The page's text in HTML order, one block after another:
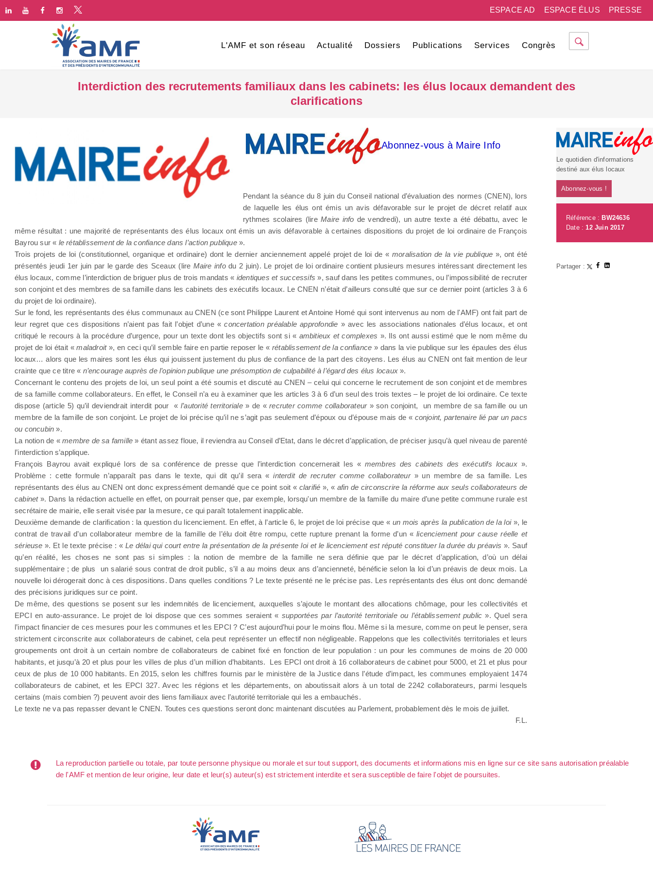
PRESSE
ESPACE ÉLUS
ESPACE AD
L'AMF et son réseau Actualité Dossiers Publications Services Congrès
Interdiction des recrutements familiaux dans les cabinets: les élus locaux demandent des
clarifications
Abonnez-vous à Maire Info
Pendant la séance du 8 juin du Conseil national d’évaluation des normes (CNEN), lors
de laquelle les élus ont émis un avis défavorable sur le projet de décret relatif aux
rythmes scolaires (lireMaire info de vendredi), un autre texte a été débattu, avec le
même résultat : une majorité de représentants des élus locaux ont émis un avis défavorable à certaines dispositions du projet de loi ordinaire de François
Bayrou sur « le rétablissement de la confiance dans l’action publique».
Trois projets de loi (constitutionnel, organique et ordinaire) dont le dernier anciennement appelé projet de loi de « moralisation de la vie publique », ont été
présentés jeudi 1er juin par le garde des Sceaux (lire Maire infodu 2 juin). Le projet de loi ordinaire contient plusieurs mesures intéressant directement les
élus locaux, comme l’interdiction de briguer plus de trois mandats « identiques et successifs », sauf dans les petites communes, ou l’impossibilité de recruter
son conjoint et des membres de sa famille dans les cabinets des exécutifs locaux. Le CNEN n’était d’ailleurs consulté que sur ce dernier point (articles 3 à 6
du projet de loi ordinaire).
Sur le fond, les représentants des élus communaux au CNEN (ce sont Philippe Laurent et Antoine Homé qui sont intervenus au nom de l'AMF) ont fait part de
leur regret que ces dispositions n’aient pas fait l’objet d’une « concertation préalable approfondie » avec les associations nationales d’élus locaux, et ont
critiqué le recours à la procédure d’urgence, pour un texte dont les objectifs sont si « ambitieux et complexes ». Ils ont aussi estimé que le nom même du
projet de loi était «maladroit », en ceci qu’il semble faire en partie reposer le « rétablissement de la confiance » dans la vie publique sur les épaules des élus
locaux… alors que les maires sont les élus qui jouissent justement du plus de confiance de la part des citoyens. Les élus au CNEN ont fait mention de leur
crainte que ce titre « n’encourage auprès de l’opinion publique une présomption de culpabilité à l’égard des élus locaux ».
Concernant le contenu des projets de loi, un seul point a été soumis et discuté au CNEN – celui qui concerne le recrutement de son conjoint et de membres
de sa famille comme collaborateurs. En effet, le Conseil n’a eu à examiner que les articles 3 à 6 d’un seul des trois textes – le projet de loi ordinaire. Ce texte
dispose (article 5) qu’il deviendrait interdit pour « l’autorité territoriale» de «recruter comme collaborateur» son conjoint, un membre de sa famille ou un
membre de la famille de son conjoint. Le projet de loi précise qu’il ne s’agit pas seulement d’époux ou d’épouse mais de «conjoint, partenaire lié par un pacs
ou concubin ».
La notion de «membre de sa famille » étant assez floue, il reviendra au Conseil d’Etat, dans le décret d’application, de préciser jusqu’à quel niveau de parenté
l’interdiction s’applique.
François Bayrou avait expliqué lors de sa conférence de presse que l’interdiction concernerait les « membres des cabinets des exécutifs locaux».
Problème : cette formule n’apparaît pas dans le texte, qui dit qu’il sera « interdit de recruter comme collaborateur » un membre de sa famille. Les
représentants des élus au CNEN ont donc expressément demandé que ce point soit « clarifié », « afin de circonscrire la réforme aux seuls collaborateurs de
cabinet». Dans la rédaction actuelle en effet, on pourrait penser que, par exemple, lorsqu'un membre de la famille du maire d’une petite commune rurale est
secrétaire de mairie, elle serait visée par la mesure, ce qui paraît totalement inapplicable.
Deuxième demande de clarification : la question du licenciement. En effet, à l’article 6, le projet de loi précise que « un mois après la publication de la loi», le
contrat de travail d’un collaborateur membre de la famille de l’élu doit être rompu, cette rupture prenant la forme d’un «licenciement pour cause réelle et
sérieuse ». Et le texte précise : « Le délai qui court entre la présentation de la présente loi et le licenciement est réputé constituer la durée du préavis». Sauf
qu’en réalité, les choses ne sont pas si simples : la notion de membre de la famille ne sera définie que par le décret d’application, d’où un délai
supplémentaire ; de plus un salarié sous contrat de droit public, s’il a au moins deux ans d’ancienneté, bénéficie selon la loi d’un préavis de deux mois. La
nouvelle loi dérogerait donc à ces dispositions. Dans quelles conditions ? Le texte présenté ne le précise pas. Les représentants des élus ont donc demandé
des précisions juridiques sur ce point.
De même, des questions se posent sur les indemnités de licenciement, auxquelles s’ajoute le montant des allocations chômage, pour les collectivités et
EPCI en auto-assurance. Le projet de loi dispose que ces sommes seraient « supportées par l’autorité territoriale ou l’établissement public ». Quel sera
l’impact financier de ces mesures pour les communes et les EPCI ? C’est aujourd’hui pour le moins flou. Même si la mesure, comme on peut le penser, sera
strictement circonscrite aux collaborateurs de cabinet, cela peut représenter un effectif non négligeable. Rappelons que les collectivités territoriales et leurs
groupements ont droit à un certain nombre de collaborateurs de cabinet fixé en fonction de leur population : un pour les communes de moins de 20 000
habitants, et jusqu’à 20 et plus pour les villes de plus d’un million d’habitants. Les EPCI ont droit à 16 collaborateurs de cabinet pour 5000, et 21 et plus pour
ceux de plus de 10 000 habitants. En 2015, selon les chiffres fournis par le ministère de la Justice dans l’étude d’impact, les communes employaient 1474
collaborateurs de cabinet, et les EPCI 327. Avec les régions et les départements, on aboutissait alors à un total de 2242 collaborateurs, parmi lesquels
certains (mais combien ?) peuvent avoir des liens familiaux avec l’autorité territoriale qui les a embauchés.
Le texte ne va pas repasser devant le CNEN. Toutes ces questions seront donc maintenant discutées au Parlement, probablement dès le mois de juillet.
F.L.
Le quotidien d'informations
destiné aux élus locaux
Abonnez-vous !
Référence : BW24636
Date :12 Juin 2017
Partager :
La reproduction partielle ou totale, par toute personne physique ou morale et sur tout support, des documents et informations mis en ligne sur ce site sans autorisation préalable
de l'AMF et mention de leur origine, leur date et leur(s) auteur(s) est strictement interdite et sera susceptible de faire l'objet de poursuites.